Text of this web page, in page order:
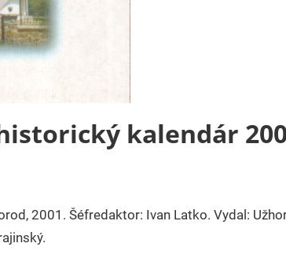
kalendár
2001. Šéfredaktor: Ivan Latko. Vydal: